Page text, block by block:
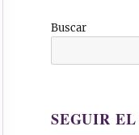
Buscar
SEGUIR